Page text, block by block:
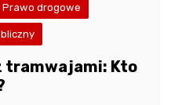
Prawo drogowe
tramwajami: Kto